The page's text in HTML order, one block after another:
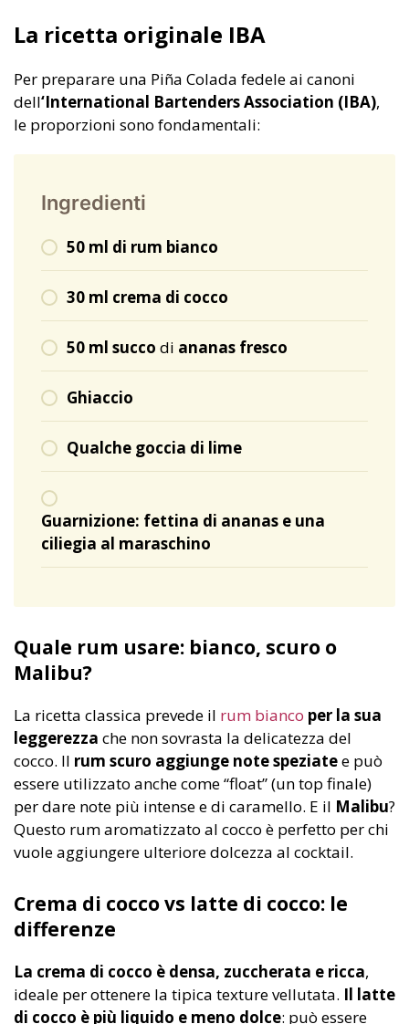
La ricetta originale IBA
Per preparare una Piña Colada fedele ai canoni
dell‘International Bartenders Association (IBA),
le proporzioni sono fondamentali:
Ingredienti
50 ml di rum bianco
30 ml crema di cocco
50 ml succo di ananas fresco
Ghiaccio
Qualche goccia di lime
Guarnizione: fettina di ananas e una
ciliegia al maraschino
Quale rum usare: bianco, scuro o
Malibu?
La ricetta classica prevede il rum bianco per la sua
leggerezza che non sovrasta la delicatezza del
cocco. Il rum scuro aggiunge note speziatee può
essere utilizzato anche come “float” (un top finale)
per dare note più intense e di caramello. E il Malibu?
Questo rum aromatizzato al cocco è perfetto per chi
vuole aggiungere ulteriore dolcezza al cocktail.
Crema di cocco vs latte di cocco: le
differenze
La crema di cocco è densa, zuccherata e ricca,
ideale per ottenere la tipica texture vellutata. Il latte
di cocco è più liquido e meno dolce: può essere